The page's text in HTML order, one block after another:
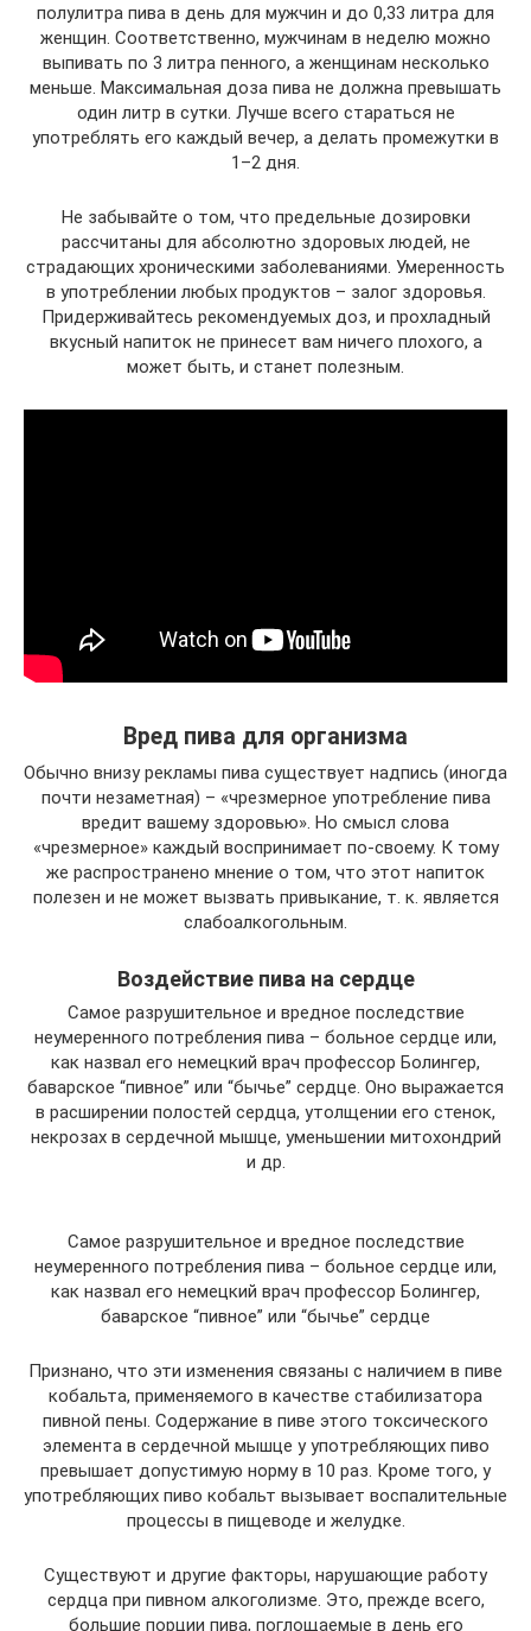
полулитра пива в день для мужчин и до 0,33 литра для
женщин. Соответственно, мужчинам в неделю можно
выпивать по 3 литра пенного, а женщинам несколько
меньше. Максимальная доза пива не должна превышать
один литр в сутки. Лучше всего стараться не
употреблять его каждый вечер, а делать промежутки в
1–2 дня.
Не забывайте о том, что предельные дозировки
рассчитаны для абсолютно здоровых людей, не
страдающих хроническими заболеваниями. Умеренность
в употреблении любых продуктов – залог здоровья.
Придерживайтесь рекомендуемых доз, и прохладный
вкусный напиток не принесет вам ничего плохого, а
может быть, и станет полезным.
Вред пива для организма
Обычно внизу рекламы пива существует надпись (иногда
почти незаметная) – «чрезмерное употребление пива
вредит вашему здоровью». Но смысл слова
«чрезмерное» каждый воспринимает по-своему. К тому
же распространено мнение о том, что этот напиток
полезен и не может вызвать привыкание, т. к. является
слабоалкогольным.
Воздействие пива на сердце
Самое разрушительное и вредное последствие
неумеренного потребления пива – больное сердце или,
как назвал его немецкий врач профессор Болингер,
баварское “пивное” или “бычье” сердце. Оно выражается
в расширении полостей сердца, утолщении его стенок,
некрозах в сердечной мышце, уменьшении митохондрий
и др.
Самое разрушительное и вредное последствие
неумеренного потребления пива – больное сердце или,
как назвал его немецкий врач профессор Болингер,
баварское “пивное” или “бычье” сердце
Признано, что эти изменения связаны с наличием в пиве
кобальта, применяемого в качестве стабилизатора
пивной пены. Содержание в пиве этого токсического
элемента в сердечной мышце у употребляющих пиво
превышает допустимую норму в 10 раз. Кроме того, у
употребляющих пиво кобальт вызывает воспалительные
процессы в пищеводе и желудке.
Существуют и другие факторы, нарушающие работу
сердца при пивном алкоголизме. Это, прежде всего,
большие порции пива, поглощаемые в день его